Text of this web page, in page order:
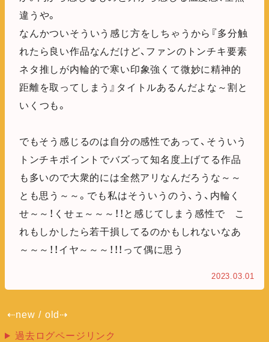
違うや。
なんかついそういう感じ方をしちゃうから『多分触
れたら良い作品なんだけど、ファンのトンチキ要素
ネタ推しが内輪的で寒い印象強くて微妙に精神的
距離を取ってしまう』タイトルあるんだよな～割と
いくつも。
でもそう感じるのは自分の感性であって、そういう
トンチキポイントでバズって知名度上げてる作品
も多いので大衆的には全然アリなんだろうな～～
とも思う～～。でも私はそういうのう、う、内輪く
せ～～！くせェ～～～！！と感じてしまう感性で こ
れもしかしたら若干損してるのかもしれないなあ
～～～！！イヤ～～～！！！って偶に思う
2023.03.01
⇠new / old⇢
過去ログページリンク